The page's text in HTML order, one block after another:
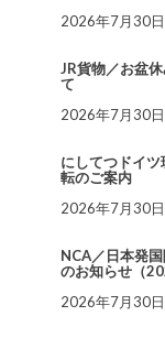
2026年7月30日
JR貨物／お盆
て
2026年7月30日
にしてつドイ
転のご案内
2026年7月30日
NCA／日本発
のお知らせ（
2026年7月30日